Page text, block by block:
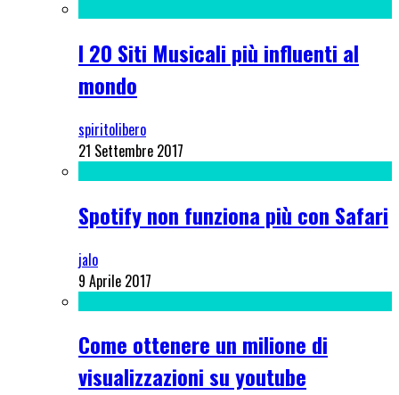
I 20 Siti Musicali più influenti al
mondo
spiritolibero
21 Settembre 2017
Spotify non funziona più con Safari
jalo
9 Aprile 2017
Come ottenere un milione di
visualizzazioni su youtube